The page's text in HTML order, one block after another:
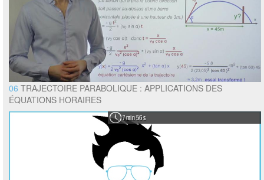
06 TRAJECTOIRE PARABOLIQUE : APPLICATIONS DES
ÉQUATIONS HORAIRES
7 min 56 s